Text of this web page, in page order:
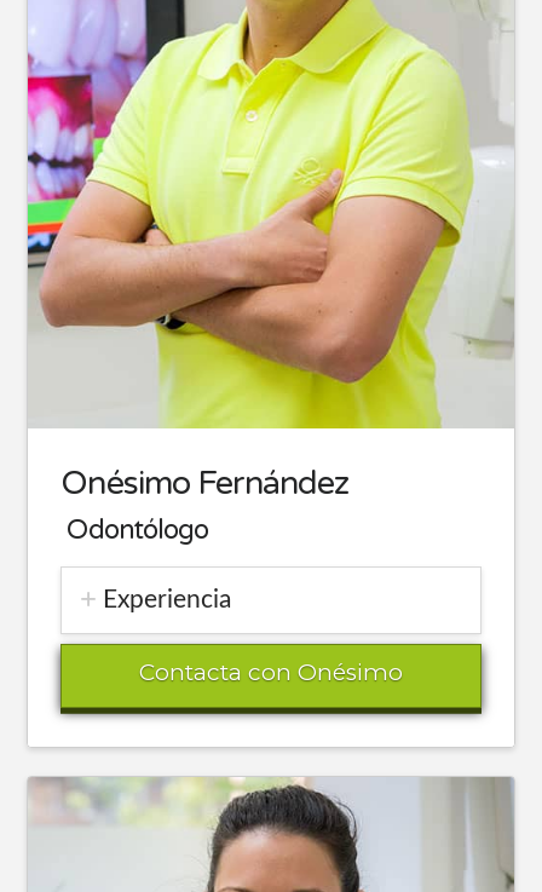
Onésimo Fernández
Odontólogo
Experiencia
Contacta con Onésimo